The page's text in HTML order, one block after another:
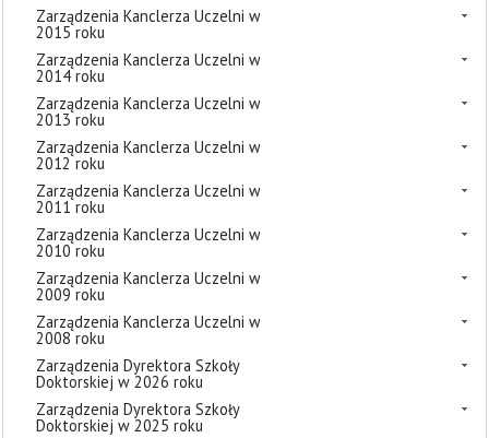
Zarządzenia Kanclerza Uczelni w
2015 roku
Zarządzenia Kanclerza Uczelni w
2014 roku
Zarządzenia Kanclerza Uczelni w
2013 roku
Zarządzenia Kanclerza Uczelni w
2012 roku
Zarządzenia Kanclerza Uczelni w
2011 roku
Zarządzenia Kanclerza Uczelni w
2010 roku
Zarządzenia Kanclerza Uczelni w
2009 roku
Zarządzenia Kanclerza Uczelni w
2008 roku
Zarządzenia Dyrektora Szkoły
Doktorskiej w 2026 roku
Zarządzenia Dyrektora Szkoły
Doktorskiej w 2025 roku